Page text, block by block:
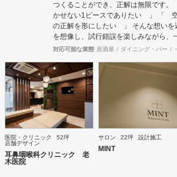
つくることができ、正解は無限です
かせない1ピースでありたい 」 「
の正解を形にしたい 」 そんな想いを
を想像し、試行錯誤を楽しみながら、
と思っています。
対応可能な業態 居酒屋 ダイニング・バー
医院・クリニック
52坪
店舗デザイン
耳鼻咽喉科クリニック 老
木医院
サロン 22坪 設計施工
MINT